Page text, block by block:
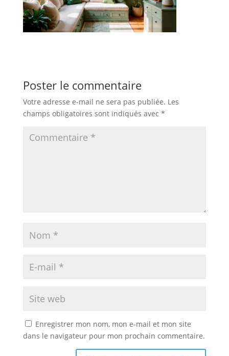
Poster le commentaire
Votre adresse e-mail ne sera pas publiée. Les
champs obligatoires sont indiqués avec *
Enregistrer mon nom, mon e-mail et mon site
dans le navigateur pour mon prochain commentaire.